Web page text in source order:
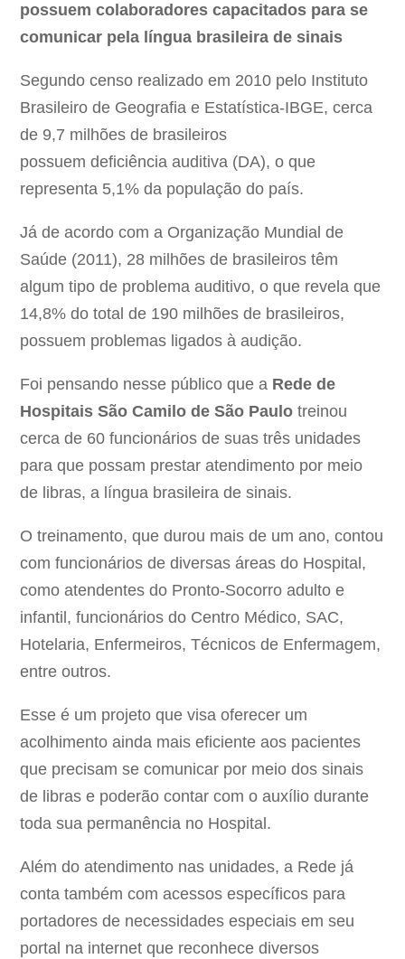
possuem colaboradores capacitados para se
comunicar pela língua brasileira de sinais
Segundo censo realizado em 2010 pelo Instituto
Brasileiro de Geografia e Estatística-IBGE, cerca
de 9,7 milhões de brasileiros
possuem deficiência auditiva (DA), o que
representa 5,1% da população do país.
Já de acordo com a Organização Mundial de
Saúde (2011), 28 milhões de brasileiros têm
algum tipo de problema auditivo, o que revela que
14,8% do total de 190 milhões de brasileiros,
possuem problemas ligados à audição.
Foi pensando nesse público que a Rede de
Hospitais São Camilo de São Paulo treinou
cerca de 60 funcionários de suas três unidades
para que possam prestar atendimento por meio
de libras, a língua brasileira de sinais.
O treinamento, que durou mais de um ano, contou
com funcionários de diversas áreas do Hospital,
como atendentes do Pronto-Socorro adulto e
infantil, funcionários do Centro Médico, SAC,
Hotelaria, Enfermeiros, Técnicos de Enfermagem,
entre outros.
Esse é um projeto que visa oferecer um
acolhimento ainda mais eficiente aos pacientes
que precisam se comunicar por meio dos sinais
de libras e poderão contar com o auxílio durante
toda sua permanência no Hospital.
Além do atendimento nas unidades, a Rede já
conta também com acessos específicos para
portadores de necessidades especiais em seu
portal na internet que reconhece diversos